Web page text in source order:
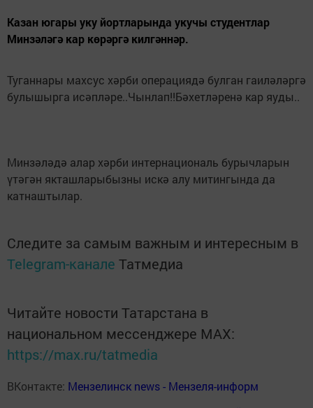
Казан югары уку йортларында укучы студентлар
Минзәләгә кар көрәргә килгәннәр.
Туганнары махсус хәрби операциядә булган гаиләләргә
булышырга исәпләре..Чынлап!!Бәхетләренә кар яуды..
Минзәләдә алар хәрби интернациональ бурычларын
үтәгән якташларыбызны искә алу митингында да
катнаштылар.
Следите за самым важным и интересным в
Telegram-канале Татмедиа
Читайте новости Татарстана в
национальном мессенджере MАХ:
https://max.ru/tatmedia
ВКонтакте: Мензелинск news - Мензеля-информ